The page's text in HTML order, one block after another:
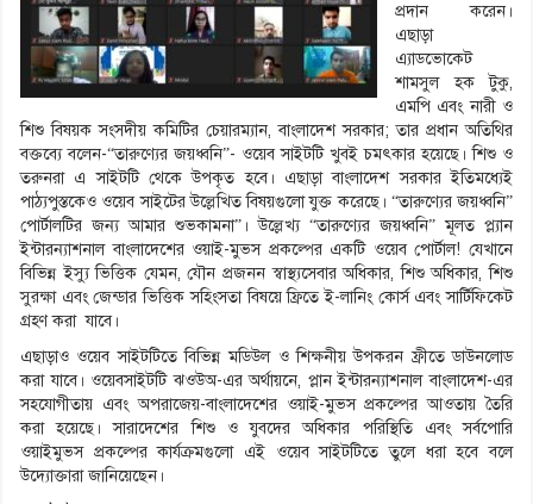
প্রদান করেন।
এছাড়া
এ্যাডভোকেট
শামসুল হক টুকু,
এমপি এবং নারী ও
শিশু বিষয়ক সংসদীয় কমিটির চেয়ারম্যান, বাংলাদেশ সরকার; তার প্রধান অতিথির
বক্তব্যে বলেন-“তারুণ্যের জয়ধ্বনি”- ওয়েব সাইটটি খুবই চমৎকার হয়েছে। শিশু ও
তরুনরা এ সাইটটি থেকে উপকৃত হবে। এছাড়া বাংলাদেশ সরকার ইতিমধ্যেই
পাঠ্যপুস্তকেও ওয়েব সাইটের উল্লেখিত বিষয়গুলো যুক্ত করেছে। “তারুণ্যের জয়ধ্বনি”
পোর্টালটির জন্য আমার শুভকামনা”। উল্লেখ্য “তারুণ্যের জয়ধ্বনি” মূলত প্ল্যান
ইন্টারন্যাশনাল বাংলাদেশের ওয়াই-মুভস প্রকল্পের একটি ওয়েব পোর্টাল! যেখানে
বিভিন্ন ইস্যু ভিত্তিক যেমন, যৌন প্রজনন স্বাস্থ্যসেবার অধিকার, শিশু অধিকার, শিশু
সুরক্ষা এবং জেন্ডার ভিত্তিক সহিংসতা বিষয়ে ফ্রিতে ই-লানিং কোর্স এবং সার্টিফিকেট
গ্রহণ করা যাবে।
এছাড়াও ওয়েব সাইটটিতে বিভিন্ন মডিউল ও শিক্ষনীয় উপকরন ফ্রীতে ডাউনলোড
করা যাবে। ওয়েবসাইটটি ঝওউঅ-এর অর্থায়নে, প্লান ইন্টারন্যাশনাল বাংলাদেশ-এর
সহযোগীতায় এবং অপরাজেয়-বাংলাদেশের ওয়াই-মুভস প্রকল্পের আওতায় তৈরি
করা হয়েছে। সারাদেশের শিশু ও যুবদের অধিকার পরিস্থিতি এবং সর্বপোরি
ওয়াইমুভস প্রকল্পের কার্যক্রমগুলো এই ওয়েব সাইটটিতে তুলে ধরা হবে বলে
উদ্যোক্তারা জানিয়েছেন।